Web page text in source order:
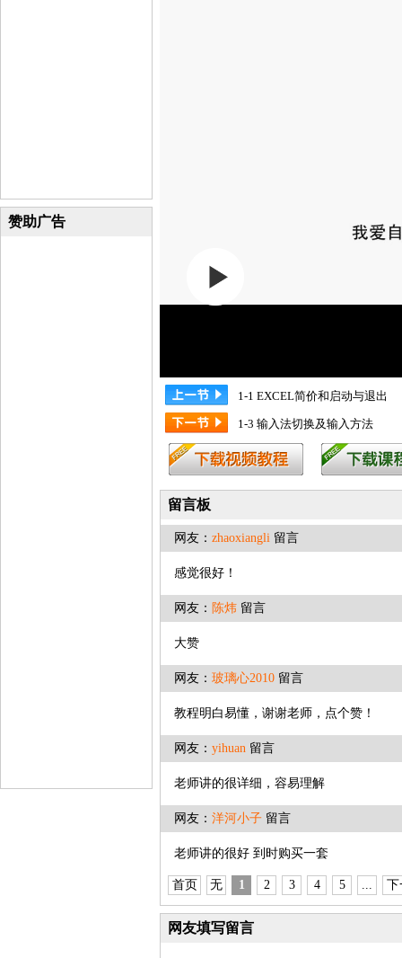
赞助广告
1-1 EXCEL简价和启动与退出
1-3 输入法切换及输入方法
留言板
网友： zhaoxiangli 留言
感觉很好！
网友： 陈炜 留言
大赞
网友： 玻璃心2010 留言
教程明白易懂，谢谢老师，点个赞！
网友： yihuan 留言
老师讲的很详细，容易理解
网友： 洋河小子 留言
老师讲的很好 到时购买一套
首页 无 1 2 3 4 5 ... 下
网友填写留言